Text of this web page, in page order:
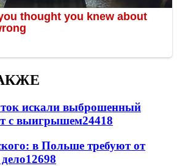
искали выброшенный
с выигрышем24418
в Польше требуют от
12698